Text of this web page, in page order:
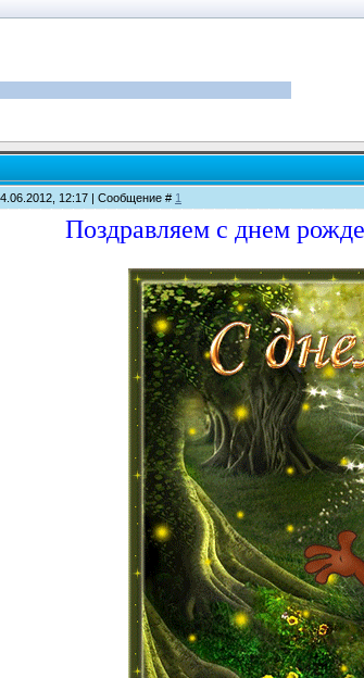
12:17 | Сообщение # 1
Поздравляем с днем